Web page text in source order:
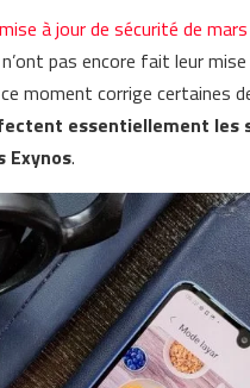
mise à jour de sécurité de
pas encore fait leur
moment corrige certaines
essentiellement les
Exynos.